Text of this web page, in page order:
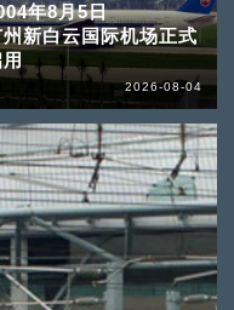
年8月5日
新白云国际机场正式
2026-08-04